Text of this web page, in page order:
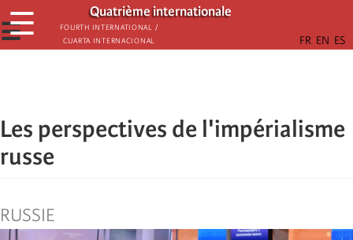
Skip
to
main
Quatrième internationale
Fourth International /
Cuarta Internacional
☰
☰
Les perspectives de l'impérialisme
russe
RUSSIE